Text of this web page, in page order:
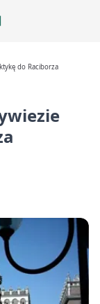
do Raciborza